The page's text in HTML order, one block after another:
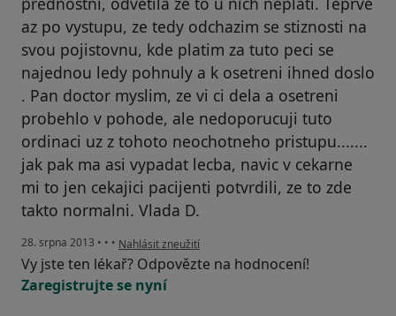
az po vystupu, ze tedy odchazim se stiznosti na
svou pojistovnu, kde platim za tuto peci se
najednou ledy pohnuly a k osetreni ihned doslo
. Pan doctor myslim, ze vi ci dela a osetreni
probehlo v pohode, ale nedoporucuji tuto
ordinaci uz z tohoto neochotneho pristupu.......
jak pak ma asi vypadat lecba, navic v cekarne
mi to jen cekajici pacijenti potvrdili, ze to zde
takto normalni. Vlada D.
28. srpna 2013 • • • podle názoru uživatele Váš účet byl odstraněn
Nahlásit zneužití
Vy jste ten lékař? Odpovězte na hodnocení!
Zaregistrujte se nyní